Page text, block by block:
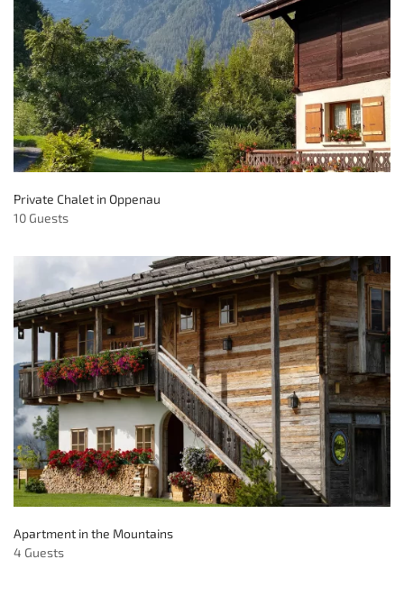
Private Chalet in Oppenau
10 Guests
Apartment in the Mountains
4 Guests